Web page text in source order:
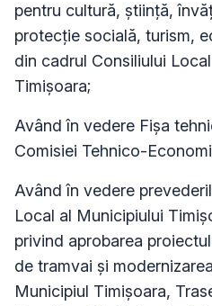
pentru cultură, ştiinţă,
protecţie socială, turism,
din cadrul Consiliului
Timişoara;
Având în vedere Fișa
Comisiei Tehnico-
Având în vedere
Local al Municipiului
privind aprobarea
de tramvai şi
Municipiul Timişoara,